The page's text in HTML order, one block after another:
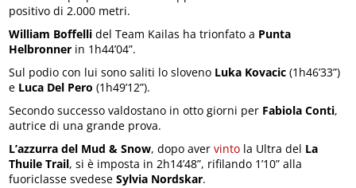
positivo di 2.000 metri.
William Boffelli del Team Kailas ha trionfato a Punta
Helbronner in 1h44’04”.
Sul podio con lui sono saliti lo sloveno Luka Kovacic (1h46’33”)
e Luca Del Pero (1h49’12”).
Secondo successo valdostano in otto giorni per Fabiola Conti,
autrice di una grande prova.
L’azzurra del Mud & Snow, dopo avervinto la Ultra del La
Thuile Trail, si è imposta in 2h14’48”, rifilando 1’10” alla
fuoriclasse svedeseSylvia Nordskar.